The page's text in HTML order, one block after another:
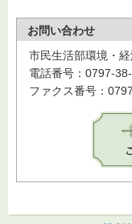
お問い合わせ
市民生活部環境・
電話番号：0797-
ファクス番号：